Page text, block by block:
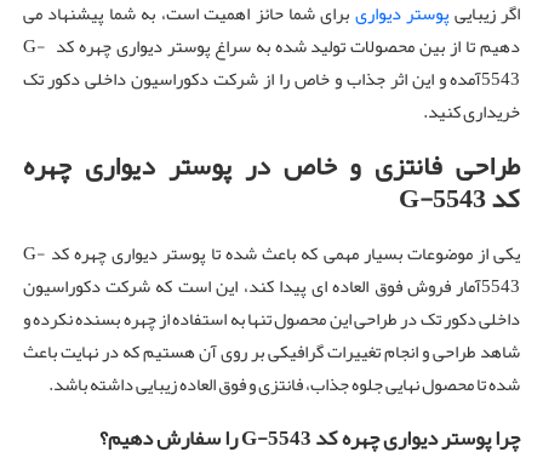
اگر زیباییپوستر دیواریبرای شما حائز اهمیت است، به شما پیشنهاد می
دهیم تا از بین محصولات تولید شده به سراغ پوستر دیواری چهره کد G-
5543آمده و این اثر جذاب و خاص را از شرکت دکوراسیون داخلی دکور تک
خریداری کنید.
طراحی فانتزی و خاص در پوستر دیواری چهره
کد G-5543
یکی از موضوعات بسیار مهمی که باعث شده تا پوستر دیواری چهره کد G-
5543آمار فروش فوق العاده ای پیدا کند، این است که شرکت دکوراسیون
داخلی دکور تک در طراحی این محصول تنها به استفاده از چهره بسنده نکرده و
شاهد طراحی و انجام تغییرات گرافیکی بر روی آن هستیم که در نهایت باعث
شده تا محصول نهایی جلوه جذاب، فانتزی و فوق العاده زیبایی داشته باشد.
چرا پوستر دیواری چهره کد G-5543 را سفارش دهیم؟